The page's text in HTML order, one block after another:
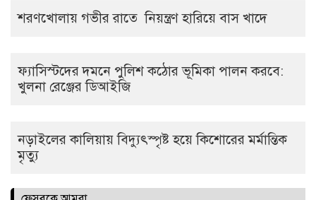
শরণখোলায় গভীর রাতে নিয়ন্ত্রণ হারিয়ে বাস খাদে
ফ্যাসিস্টদের দমনে পুলিশ কঠোর ভূমিকা পালন করবে:
খুলনা রেঞ্জের ডিআইজি
নড়াইলের কালিয়ায় বিদ্যুৎস্পৃষ্ট হয়ে কিশোরের মর্মান্তিক
মৃত্যু